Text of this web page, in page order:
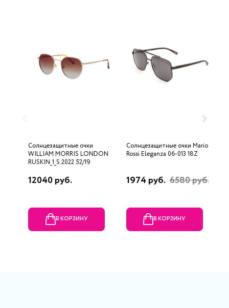
Солнцезащитные очки
WILLIAM MORRIS LONDON
RUSKIN_1_S 2022 52/19
12040 руб.
В КОРЗИНУ
Солнцезащитные очки Mario
Rossi Eleganza 06-013 18Z
1974 руб. 6580 руб.
В КОРЗИНУ